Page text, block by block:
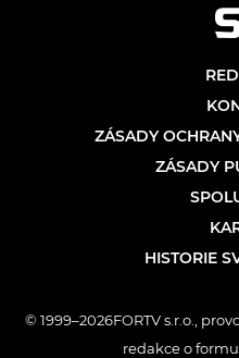
ZÁSADY
ZÁSADY
HISTORIE
© 1999–2026FORTV s.r.o.,
redakce o